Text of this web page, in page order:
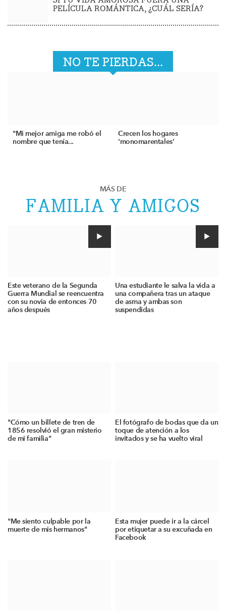
PELÍCULA ROMÁNTICA, ¿CUÁL SERÍA?
NO TE PIERDAS...
"Mi mejor amiga me robó el
nombre que tenía...
Crecen los hogares
'monomarentales'
MÁS DE
FAMILIA Y AMIGOS
Este veterano de la Segunda
Guerra Mundial se reencuentra
con su novia de entonces 70
años después
Una estudiante le salva la vida a
una compañera tras un ataque
de asma y ambas son
suspendidas
"Cómo un billete de tren de
1856 resolvió el gran misterio
de mi familia"
El fotógrafo de bodas que da un
toque de atención a los
invitados y se ha vuelto viral
"Me siento culpable por la
muerte de mis hermanos"
Esta mujer puede ir a la cárcel
por etiquetar a su excuñada en
Facebook